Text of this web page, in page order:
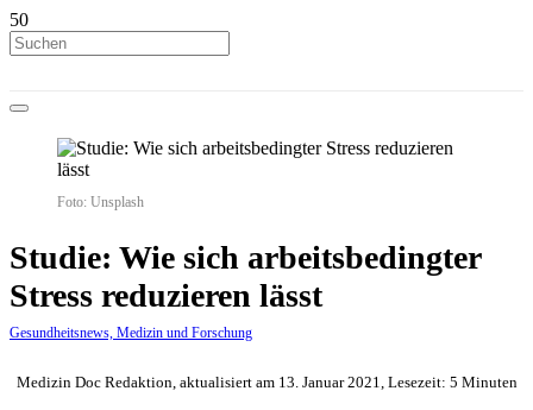
Foto: Unsplash
Studie: Wie sich arbeitsbedingter
Stress reduzieren lässt
Gesundheitsnews, Medizin und Forschung
Medizin Doc Redaktion, aktualisiert am 13. Januar 2021, Lesezeit: 5 Minuten